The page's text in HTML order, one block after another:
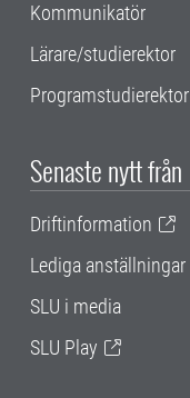
Kommunikatör
Lärare/studierektor
Programstudierektor
Senaste nytt från
Driftinformation
Lediga anställningar
SLU i media
SLU Play